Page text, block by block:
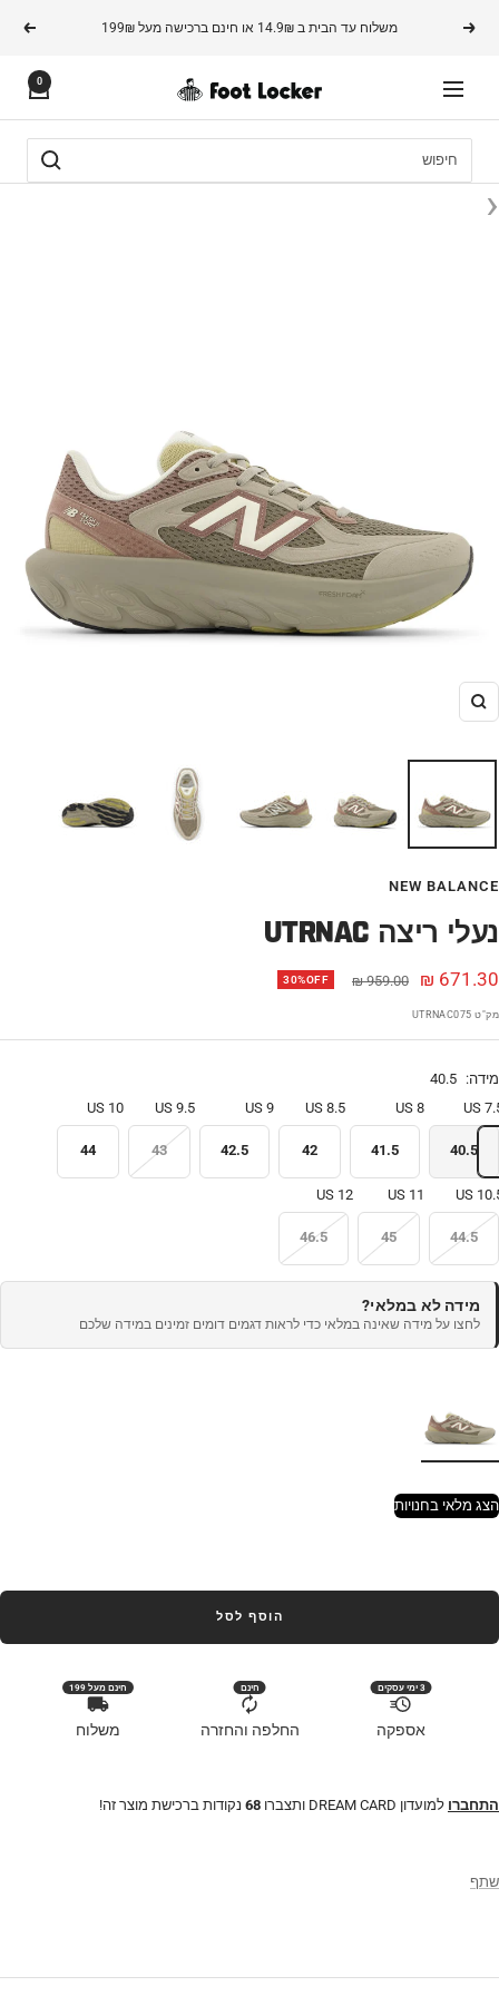
לתוכןהקודם משלוח עד הבית ב 14.9₪ או חינם ברכישה מעל 199₪ הבא
0 FOOTLOCKER ניווט
‹
הגדל
NEW BALANCE
UTRNAC נעלי ריצה
מחיר
מבצע
671.30 ₪ מחיר
959.00 ₪
30%OFF
מק"ט UTRNAC075
מידה: 40.5
7.5
40.5
8 US
41.5
8.5 US
42
9 US
42.5
9.5 US
43
10 US
44
10.5
44.5
11 US
45
12 US
46.5
מידה לא במלאי?
לחצו על מידה שאינה במלאי כדי לראות דגמים דומים זמינים במידה שלכם
הצג מלאי בחנויות
הוסף לסל
3 ימי עסקים
אספקה
חינם
החלפה והחזרה
חינם מעל 199
משלוח
התחברו למועדון DREAM CARD ותצברו 68 נקודות ברכישת מוצר זה!
שתף